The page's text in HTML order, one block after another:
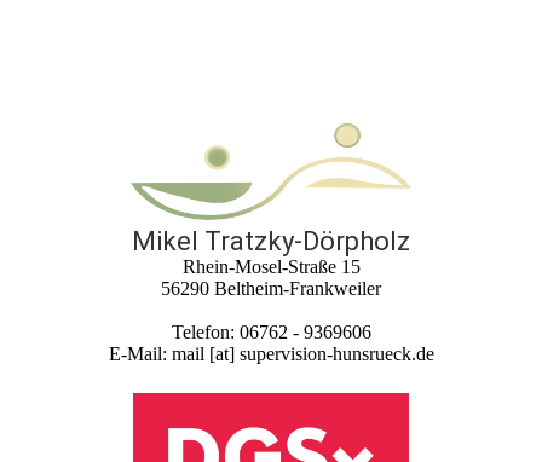
Mikel Tratzky-Dörpholz
Rhein-Mosel-Straße 15
56290 Beltheim-Frankweiler
Telefon: 06762 - 9369606
E-Mail: mail [at] supervision-hunsrueck.de